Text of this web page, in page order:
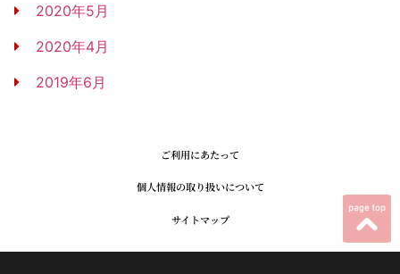
2020年5月
2020年4月
2019年6月
ご利用にあたって
個人情報の取り扱いについて
サイトマップ